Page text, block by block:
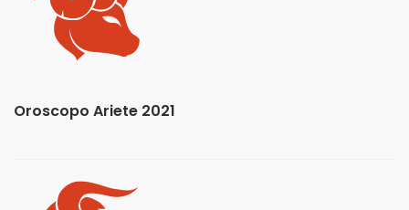
Oroscopo Ariete 2021